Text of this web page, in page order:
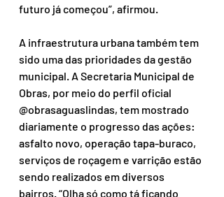
futuro já começou”, afirmou.
A infraestrutura urbana também tem
sido uma das prioridades da gestão
municipal. A Secretaria Municipal de
Obras, por meio do perfil oficial
@obrasaguaslindas, tem mostrado
diariamente o progresso das ações:
asfalto novo, operação tapa-buraco,
serviços de roçagem e varrição estão
sendo realizados em diversos
bairros. “Olha só como tá ficando